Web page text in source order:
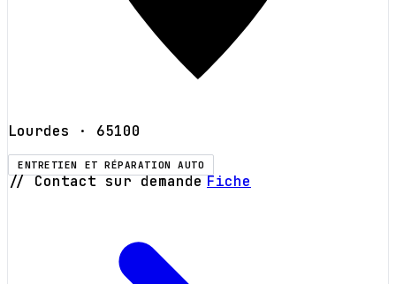
Lourdes · 65100
ENTRETIEN ET RÉPARATION AUTO
// Contact sur demande Fiche